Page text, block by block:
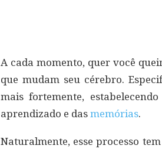
A cada momento, quer você
que mudam seu cérebro.
mais fortemente,
aprendizado e das memórias.
Naturalmente, esse processo